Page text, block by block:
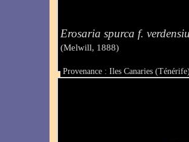
Erosaria spurca f.
(Melwill, 1888)
Provenance : Iles Canaries
Taille : 24.5 mm